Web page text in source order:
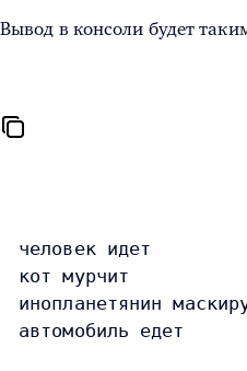
Вывод в консоли будет
человек идет
кот мурчит
инопланетянин
автомобиль едет